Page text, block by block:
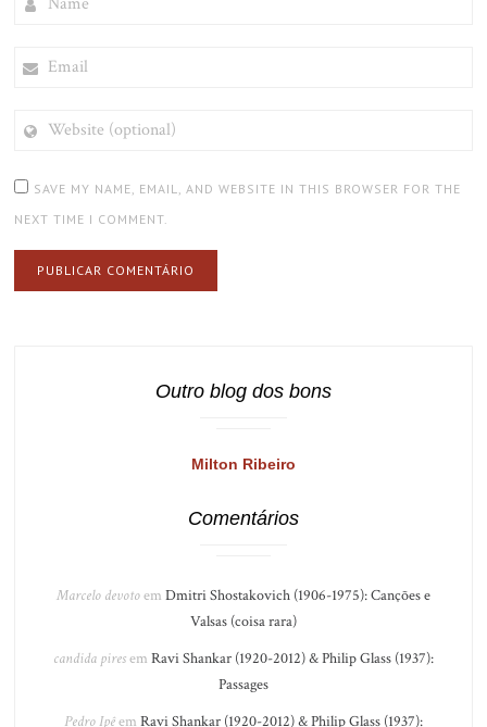
(OPTIONAL)
SAVE MY NAME, EMAIL, AND WEBSITE IN THIS BROWSER FOR THE
NEXT TIME I COMMENT.
Outro blog dos bons
Milton Ribeiro
Comentários
Marcelo devotoem Dmitri Shostakovich (1906-1975): Canções e
Valsas (coisa rara)
candida piresem Ravi Shankar (1920-2012) & Philip Glass (1937):
Passages
Pedro Ipêem Ravi Shankar (1920-2012) & Philip Glass (1937):